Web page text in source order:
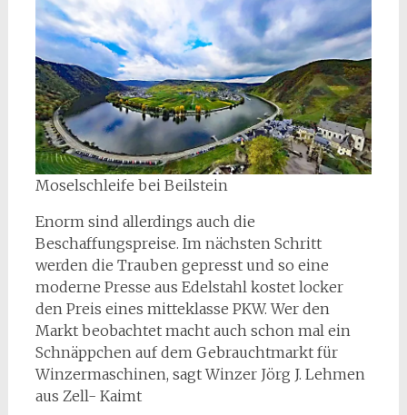
Moselschleife bei Beilstein
Enorm sind allerdings auch die
Beschaffungspreise. Im nächsten Schritt
werden die Trauben gepresst und so eine
moderne Presse aus Edelstahl kostet locker
den Preis eines mitteklasse PKW. Wer den
Markt beobachtet macht auch schon mal ein
Schnäppchen auf dem Gebrauchtmarkt für
Winzermaschinen, sagt Winzer Jörg J. Lehmen
aus Zell- Kaimt